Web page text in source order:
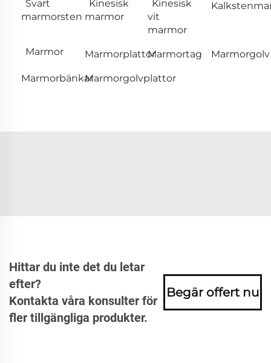
Svart
marmorsten
Kinesisk
marmor
Kinesisk
vit
marmor
Marmor MarmorplattorMarmortag Marmorgolv
MarmorbänkarMarmorgolvplattor
Hittar du inte det du letar
efter?
Kontakta våra konsulter för
fler tillgängliga produkter.
Begär offert nu